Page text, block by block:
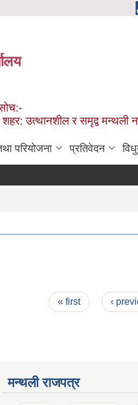
उत्थानशील र समृद्व मन्थली
परियोजना प्रतिवेदन
« first ‹
मन्थली राजपत्र